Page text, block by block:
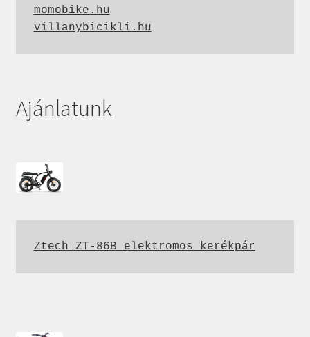
momobike.hu
villanybicikli.hu
Ajánlatunk
Ztech ZT-86B elektromos kerékpár